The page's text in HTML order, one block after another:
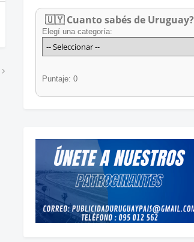
🇺🇾 Cuanto sabés de Uruguay?
Elegí una categoría:
Puntaje: 0